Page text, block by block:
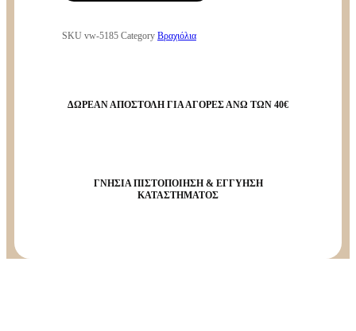
SKU vw-5185 Category Βραχιόλια
ΔΩΡΕΑΝ ΑΠΟΣΤΟΛΗ ΓΙΑ ΑΓΟΡΕΣ ΑΝΩ ΤΩΝ 40€
ΓΝΗΣΙΑ ΠΙΣΤΟΠΟΙΗΣΗ & ΕΓΓΥΗΣΗ
ΚΑΤΑΣΤΗΜΑΤΟΣ